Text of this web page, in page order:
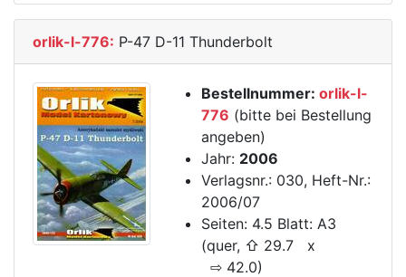
orlik-l-776: P-47 D-11 Thunderbolt
Bestellnummer: orlik-l-
776 (bitte bei Bestellung
angeben)
Jahr: 2006
Verlagsnr.: 030, Heft-Nr.:
2006/07
Seiten: 4.5 Blatt: A3
(quer, ⇧ 29.7 x
⇨ 42.0)